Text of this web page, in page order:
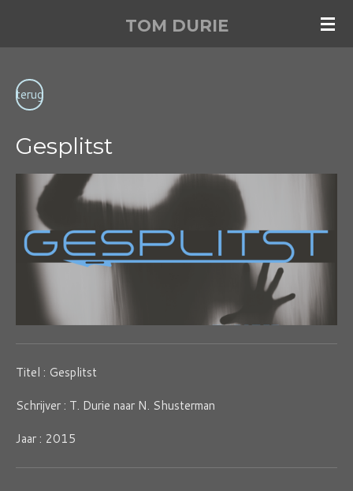
de
hoofdinhoud
TOM DURIE
terug
Gesplitst
Titel : Gesplitst
Schrijver : T. Durie naar N. Shusterman
Jaar : 2015